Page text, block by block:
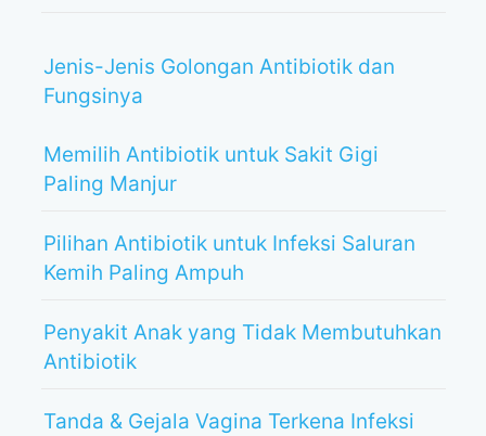
Jenis-Jenis Golongan Antibiotik dan
Fungsinya
Memilih Antibiotik untuk Sakit Gigi
Paling Manjur
Pilihan Antibiotik untuk Infeksi Saluran
Kemih Paling Ampuh
Penyakit Anak yang Tidak Membutuhkan
Antibiotik
Tanda & Gejala Vagina Terkena Infeksi